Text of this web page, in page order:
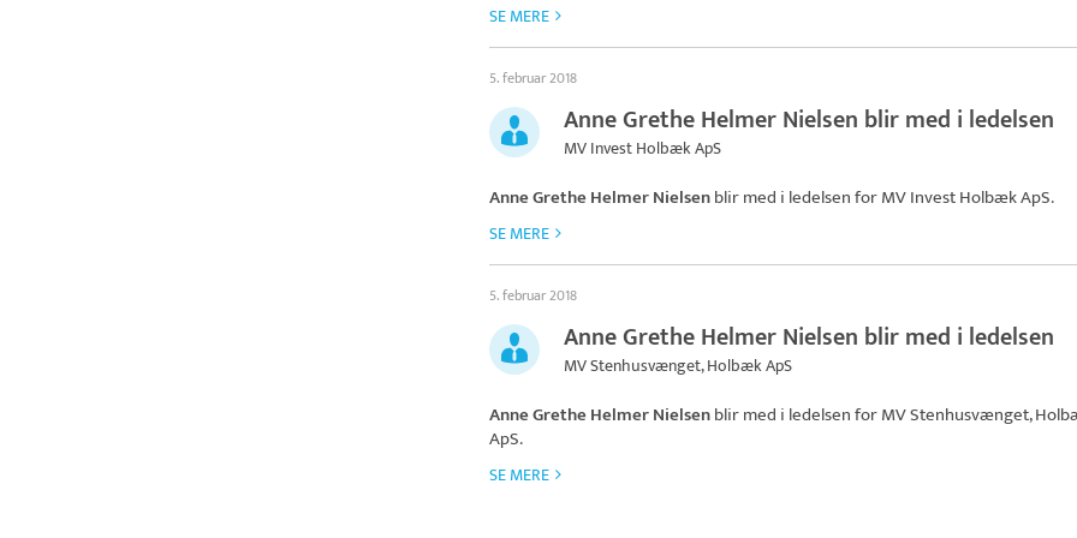
SE MERE
5. februar 2018
Anne Grethe Helmer Nielsen blir med i ledelsen
MV Invest Holbæk ApS
Anne Grethe Helmer Nielsenblir med i ledelsen forMV Invest Holbæk ApS.
SE MERE
5. februar 2018
Anne Grethe Helmer Nielsen blir med i ledelsen
MV Stenhusvænget, Holbæk ApS
Anne Grethe Helmer Nielsenblir med i ledelsen forMV Stenhusvænget,
ApS.
SE MERE